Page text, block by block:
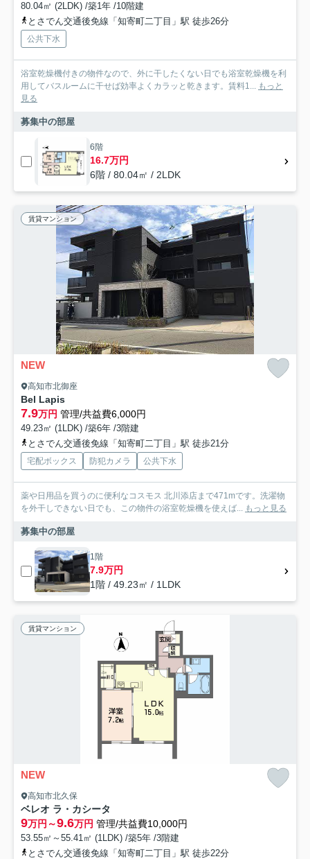
80.04㎡ (2LDK) /築1年 /10階建
とさでん交通後免線「知寄町二丁目」駅 徒歩26分
公共下水
浴室乾燥機付きの物件なので、外に干したくない日でも浴室乾燥機を利
用してバスルームに干せば効率よくカラッと乾きます。賃料1... もっと
見る
募集中の部屋
6階
16.7万円
6階 / 80.04㎡ / 2LDK
賃貸マンション
NEW
高知市北御座
Bel Lapis
7.9万円 管理/共益費6,000円
49.23㎡ (1LDK) /築6年 /3階建
とさでん交通後免線「知寄町二丁目」駅 徒歩21分
宅配ボックス 防犯カメラ 公共下水
薬や日用品を買うのに便利なコスモス 北川添店まで471mです。洗濯物
を外干しできない日でも、この物件の浴室乾燥機を使えば... もっと見る
募集中の部屋
1階
7.9万円
1階 / 49.23㎡ / 1LDK
賃貸マンション
NEW
高知市北久保
ベレオ ラ・カシータ
9万円～9.6万円 管理/共益費10,000円
53.55㎡～55.41㎡ (1LDK) /築5年 /3階建
とさでん交通後免線「知寄町二丁目」駅 徒歩22分